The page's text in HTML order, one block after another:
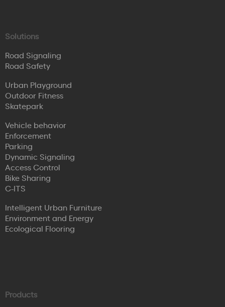
Solutions
Road Signaling
Road Safety
Urban Playground
Outdoor Fitness
Skatepark
Vehicle behavior
Enforcement
Parking
Dynamic Signaling
Access Control
Bike Sharing
C-ITS
Intelligent Urban Furniture
Environment and Energy
Ecological Flooring
Products